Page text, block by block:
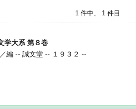
1 件中、 1 件目
学大系 第８巻
編 -- 誠文堂 -- １９３２ --